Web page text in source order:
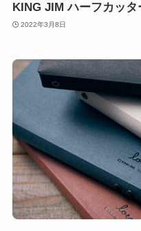
KING JIM ハーフカッタ
2022年3月8日